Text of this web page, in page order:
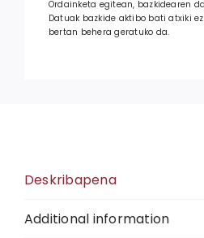
Ordainketa egitean, bazkidearen
Datuak bazkide aktibo bati atxiki
bertan behera geratuko da.
Deskribapena
Additional information